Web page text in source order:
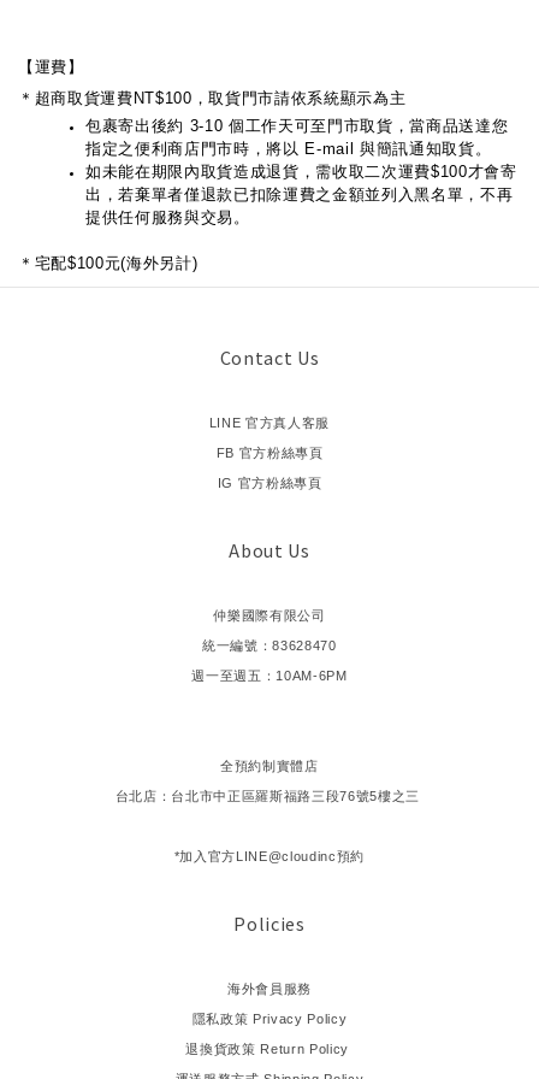
【運費】
＊超商取貨運費NT$100，取貨門市請依系統顯示為主
包裹寄出後約 3-10 個工作天可至門市取貨，當商品送達您
指定之便利商店門市時，將以 E-mail 與簡訊通知取貨。
如未能在期限內取貨造成退貨，需收取二次運費$100才會寄
出，若棄單者僅退款已扣除運費之金額並列入黑名單，不再
提供任何服務與交易。
＊宅配$100元(海外另計)
Contact Us
LINE 官方真人客服
FB 官方粉絲專頁
IG 官方粉絲專頁
About Us
仲樂國際有限公司
統一編號：83628470
週一至週五：10AM-6PM
全預約制實體店
台北店：台北市中正區羅斯福路三段76號5樓之三
*加入官方LINE@cloudinc預約
Policies
海外會員服務
隱私政策 Privacy Policy
退換貨政策 Return Policy